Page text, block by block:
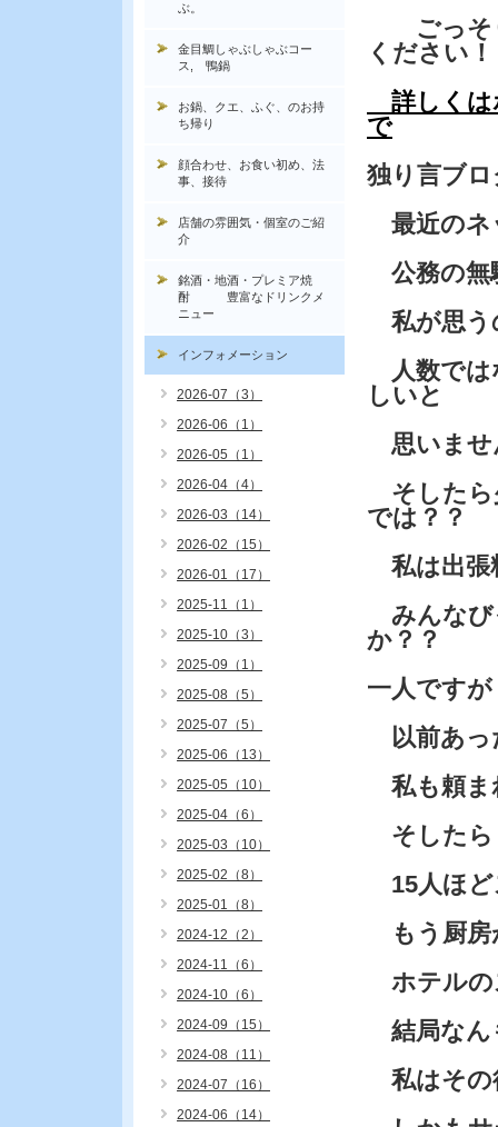
ごっそ
ください
詳しくは
で
独り言ブ
最近のネ
公務の無
私が思う
人数では
しいと
思いませ
そしたら
では？？
私は出張
みんなび
か？？
一人です
以前あっ
私も頼ま
そしたら
15人ほど
もう厨房
ホテルの
結局なん
私はその
ぶ。
金目鯛しゃぶしゃぶコー
ス, 鴨鍋
お鍋、クエ、ふぐ、のお持
ち帰り
顔合わせ、お食い初め、法
事、接待
店舗の雰囲気・個室のご紹
介
銘酒・地酒・プレミア焼
酎 豊富なドリンクメ
ニュー
インフォメーション
2026-07（3）
2026-06（1）
2026-05（1）
2026-04（4）
2026-03（14）
2026-02（15）
2026-01（17）
2025-11（1）
2025-10（3）
2025-09（1）
2025-08（5）
2025-07（5）
2025-06（13）
2025-05（10）
2025-04（6）
2025-03（10）
2025-02（8）
2025-01（8）
2024-12（2）
2024-11（6）
2024-10（6）
2024-09（15）
2024-08（11）
2024-07（16）
2024-06（14）